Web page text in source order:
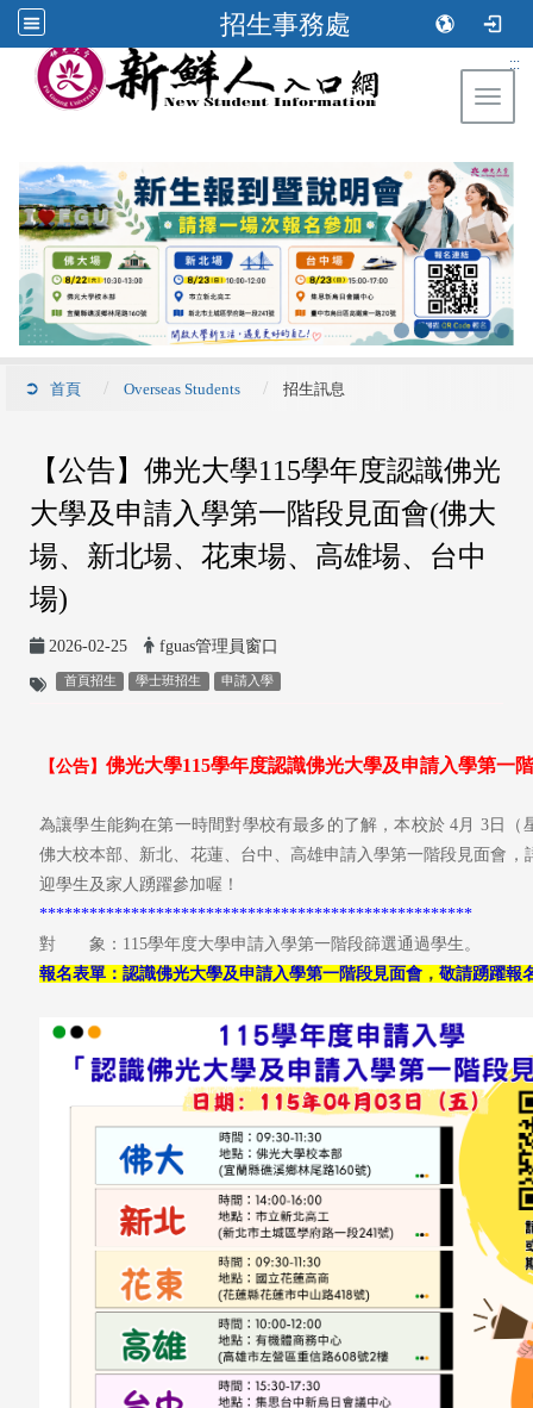
招生事務處
:::
首頁 Overseas Students 招生訊息
【公告】佛光大學115學年度認識佛光
大學及申請入學第一階段見面會(佛大
場、新北場、花東場、高雄場、台中
場)
2026-02-25 fguas管理員窗口
首頁招生 學士班招生 申請入學
【公告】 佛光大學115學年度認識佛光大學及申請入學第一
為讓學生能夠在第一時間對學校有最多的了解，本校於 4月 3日
佛大校本部、新北、花蓮、台中、高雄申請入學第一階段見面會，
迎學生及家人踴躍參加喔！
****************************************************
對 象： 115學年度大學申請入學第一階段篩選通過學生 。
報名表單： 認識佛光大學及申請入學第一階段見面會 ， 敬請踴躍報